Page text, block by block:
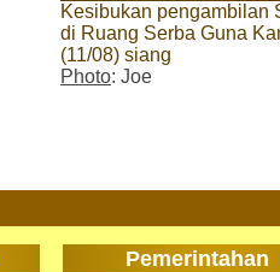
Kesibukan pengambilan
di Ruang Serba Guna
(11/08) siang
Photo: Joe
Pemerintahan